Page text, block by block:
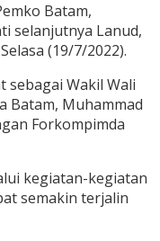
Batam,
selanjutnya Lanud,
(19/7/2022).
sebagai Wakil Wali
Batam, Muhammad
Forkompimda
kegiatan-kegiatan
semakin terjalin